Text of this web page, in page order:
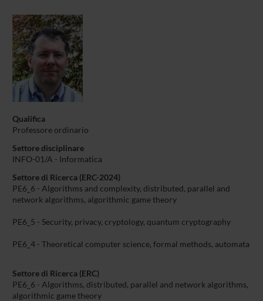
Qualifica
Professore ordinario
Settore disciplinare
INFO-01/A - Informatica
Settore di Ricerca (ERC-2024)
PE6_6 - Algorithms and complexity, distributed, parallel and
network algorithms, algorithmic game theory
PE6_5 - Security, privacy, cryptology, quantum cryptography
PE6_4 - Theoretical computer science, formal methods, automata
Settore di Ricerca (ERC)
PE6_6 - Algorithms, distributed, parallel and network algorithms,
algorithmic game theory